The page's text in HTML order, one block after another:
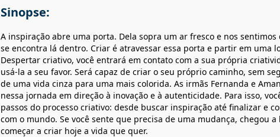
Sinopse:
A inspiração abre uma porta. Dela sopra um ar fresco e nos
se encontra lá dentro. Criar é atravessar essa porta e partir em uma
Despertar criativo, você entrará em contato com a sua própria
usá-la a seu favor. Será capaz de criar o seu próprio caminho, sem
de uma vida cinza para uma mais colorida. As irmãs Fernanda e
nessa jornada em direção à inovação e à autenticidade. Para isso,
passos do processo criativo: desde buscar inspiração até finalizar e
com o mundo. Se você sente que precisa de uma mudança, chegou
começar a criar hoje a vida que quer.